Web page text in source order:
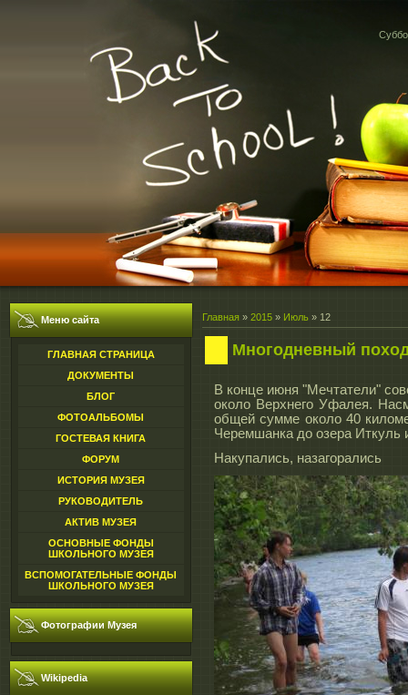
Меню сайта
ГЛАВНАЯ СТРАНИЦА
ДОКУМЕНТЫ
БЛОГ
ФОТОАЛЬБОМЫ
ГОСТЕВАЯ КНИГА
ФОРУМ
ИСТОРИЯ МУЗЕЯ
РУКОВОДИТЕЛЬ
АКТИВ МУЗЕЯ
ОСНОВНЫЕ ФОНДЫ
ШКОЛЬНОГО МУЗЕЯ
ВСПОМОГАТЕЛЬНЫЕ ФОНДЫ
ШКОЛЬНОГО МУЗЕЯ
Фотографии Музея
Wikipedia
Главная » 2015 » Июль » 12
Многодневный
В конце июня "Мечтатели"
около Верхнего Уфалея.
общей сумме около 40
Черемшанка до озера Иткуль
Накупались, назагорались